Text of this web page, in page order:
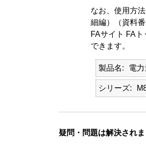
なお、使用方
細編）（資料
FAサイト FA
できます。
製品名 電
シリーズ
疑問・問題は解決され